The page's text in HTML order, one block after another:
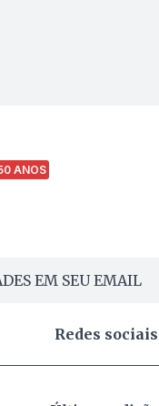
ANOS
EM SEU EMAIL
Redes sociais